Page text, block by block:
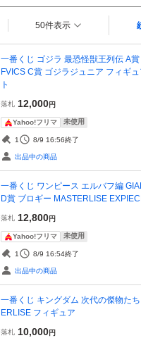
50件表示
一番くじ ゴジラ 最恐怪獣王列伝 A
FVICS C賞 ゴジラジュニア フィギ
ト
落札 12,000円
Yahoo!フリマ 未使用
1 8/9 16:56終了
出品中の商品
一番くじ ワンピース エルバフ編
D賞 ブロギー MASTERLISE
落札 12,800円
Yahoo!フリマ 未使用
1 8/9 16:54終了
出品中の商品
一番くじ キングダム 次代の傑物た
ERLISE フィギュア
落札 10,000円